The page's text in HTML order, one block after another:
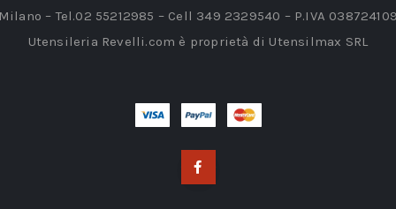
– Tel.02 55212985 – Cell 349 2329540 – P.IVA
Utensileria Revelli.com è proprietà di Utensilmax SRL